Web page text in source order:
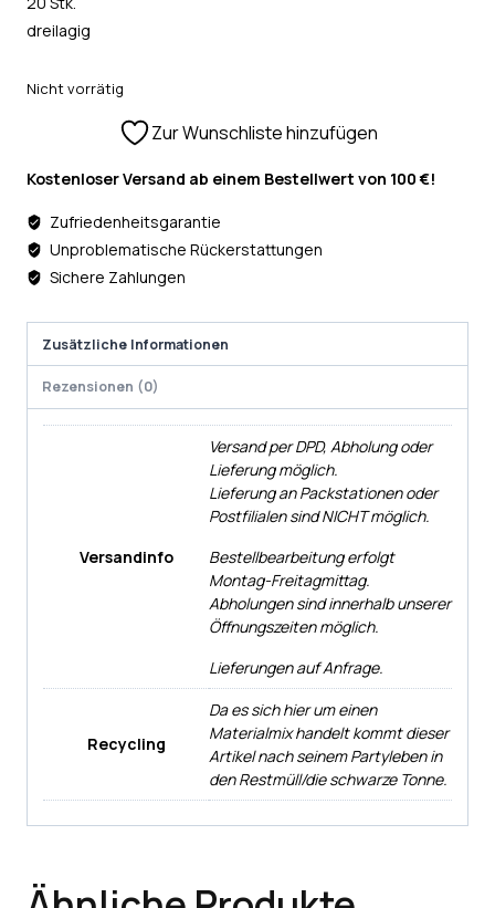
dreilagig
Nicht vorrätig
Zur Wunschliste hinzufügen
Kostenloser Versand ab einem Bestellwert von 100 €!
Zufriedenheitsgarantie
Unproblematische Rückerstattungen
Sichere Zahlungen
Zusätzliche Informationen
Rezensionen (0)
Versandinfo
Versand per DPD, Abholung oder
Lieferung möglich.
Lieferung an Packstationen oder
Postfilialen sind NICHT möglich.
Bestellbearbeitung erfolgt
Montag-Freitagmittag.
Abholungen sind innerhalb unserer
Öffnungszeiten möglich.
Lieferungen auf Anfrage.
Recycling
Da es sich hier um einen
Materialmix handelt kommt dieser
Artikel nach seinem Partyleben in
den Restmüll/die schwarze Tonne.